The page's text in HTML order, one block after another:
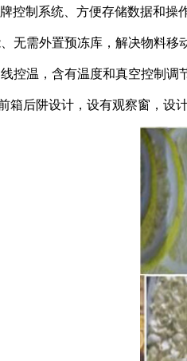
牌控制系统、方便存储数据和操
无需外置预冻库，解决物料移
控温，含有温度和真空控制调
箱后阱设计，设有观察窗，设